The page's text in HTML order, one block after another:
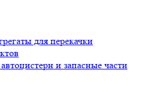
для перекачки
и запасные части